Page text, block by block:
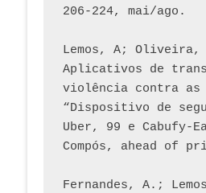
206-224, mai/ago.
Lemos, A; Oliveira,
Aplicativos de
violência contra as
“Dispositivo de
Uber, 99 e Cabufy-
Compós, ahead of
Fernandes, A.;